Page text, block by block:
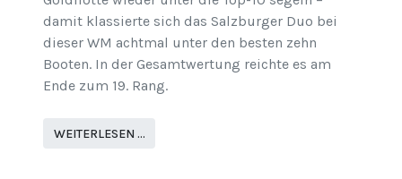
damit klassierte sich das Salzburger Duo bei
dieser WM achtmal unter den besten zehn
Booten. In der Gesamtwertung reichte es am
Ende zum 19. Rang.
WEITERLESEN …